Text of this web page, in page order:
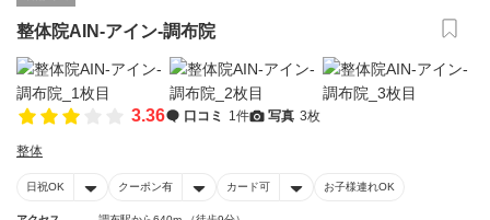
整体院AIN-アイン-調布院
3.36 口コミ 1件 写真 3枚
整体
日祝OK クーポン有 カード可 お子様連れOK